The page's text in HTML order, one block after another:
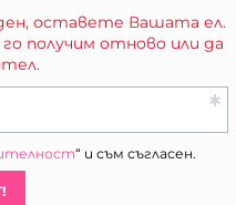
оставете Вашата ел.
получим отново или да
“ и съм съгласен.